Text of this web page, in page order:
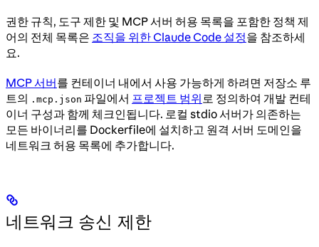
권한 규칙, 도구 제한 및 MCP 서버 허용 목록을 포함한 정책 제
어의 전체 목록은 조직을 위한 Claude Code 설정을 참조하세
요.
MCP 서버를 컨테이너 내에서 사용 가능하게 하려면 저장소 루
트의 .mcp.json 파일에서 프로젝트 범위로 정의하여 개발 컨테
이너 구성과 함께 체크인됩니다. 로컬 stdio 서버가 의존하는
모든 바이너리를 Dockerfile에 설치하고 원격 서버 도메인을
네트워크 허용 목록에 추가합니다.
네트워크 송신 제한